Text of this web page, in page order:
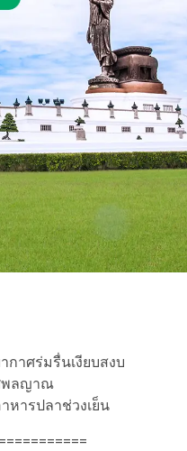
าศร่มรื่นเงียบสงบ
พลญาณ
หารปลาช่วงเย็น